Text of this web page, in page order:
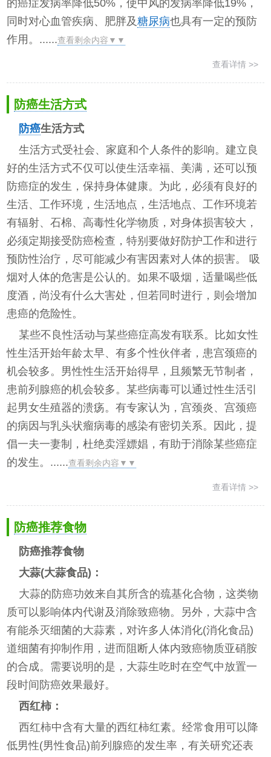
的癌症发病率降低50%，使中风的发病率降低19%，
同时对心血管疾病、肥胖及糖尿病也具有一定的预防
作用。......查看剩余内容▼▼
查看详情 >>
防癌生活方式
防癌生活方式
生活方式受社会、家庭和个人条件的影响。建立良
好的生活方式不仅可以使生活幸福、美满，还可以预
防癌症的发生，保持身体健康。为此，必须有良好的
生活、工作环境，生活地点，生活地点、工作环境若
有辐射、石棉、高毒性化学物质，对身体损害较大，
必须定期接受防癌检查，特别要做好防护工作和进行
预防性治疗，尽可能减少有害因素对人体的损害。 吸
烟对人体的危害是公认的。如果不吸烟，适量喝些低
度酒，尚没有什么大害处，但若同时进行，则会增加
患癌的危险性。
某些不良性活动与某些癌症高发有联系。比如女性
性生活开始年龄太早、有多个性伙伴者，患宫颈癌的
机会较多。男性性生活开始得早，且频繁无节制者，
患前列腺癌的机会较多。某些病毒可以通过性生活引
起男女生殖器的溃疡。有专家认为，宫颈炎、宫颈癌
的病因与乳头状瘤病毒的感染有密切关系。因此，提
倡一夫一妻制，杜绝卖淫嫖娼，有助于消除某些癌症
的发生。......查看剩余内容▼▼
查看详情 >>
防癌推荐食物
防癌推荐食物
大蒜(大蒜食品)：
大蒜的防癌功效来自其所含的巯基化合物，这类物
质可以影响体内代谢及消除致癌物。另外，大蒜中含
有能杀灭细菌的大蒜素，对许多人体消化(消化食品)
道细菌有抑制作用，进而阻断人体内致癌物质亚硝胺
的合成。需要说明的是，大蒜生吃时在空气中放置一
段时间防癌效果最好。
西红柿：
西红柿中含有大量的西红柿红素。经常食用可以降
低男性(男性食品)前列腺癌的发生率，有关研究还表